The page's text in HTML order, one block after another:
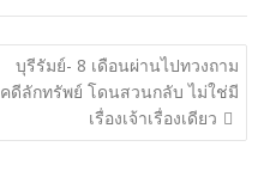
บุรีรัมย์- 8 เดือนผ่านไปทวงถาม
คดีลักทรัพย์ โดนสวนกลับ ไม่ใช่มี
เรื่องเจ้าเรื่องเดียว